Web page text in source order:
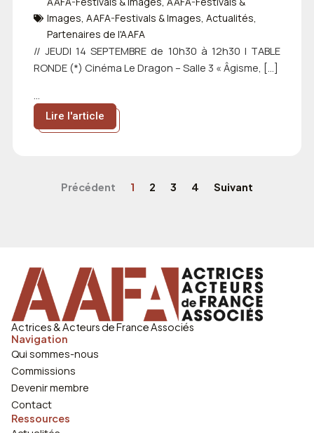
Images,AAFA-Festivals & Images,Actualités,
Partenaires de l'AAFA
// JEUDI 14 SEPTEMBRE de 10h30 à 12h30 | TABLE
RONDE (*) Cinéma Le Dragon – Salle 3 « Âgisme, […]
Lire l'article
Précédent 1 2 3 4 Suivant
Actrices & Acteurs de France Associés
Navigation
Qui sommes-nous
Commissions
Devenir membre
Contact
Ressources